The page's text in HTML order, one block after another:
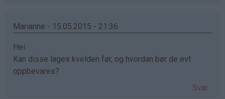
Marianne - 15.05.2015 - 21:36
Hei.
Kan disse lages kvelden før, og hvordan bør de evt
oppbevares?
Svar